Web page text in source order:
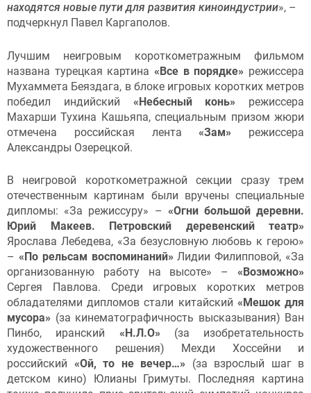
находятся новые пути для развития киноиндустрии», –
подчеркнул Павел Каргаполов.
Лучшим неигровым короткометражным фильмом
названа турецкая картина «Все в порядке» режиссера
Мухаммета Беяздага, в блоке игровых коротких метров
победил индийский «Небесный конь» режиссера
Махарши Тухина Кашьяпа, специальным призом жюри
отмечена российская лента«Зам» режиссера
Александры Озерецкой.
В неигровой короткометражной секции сразу трем
отечественным картинам были вручены специальные
дипломы: «За режиссуру» – «Огни большой деревни.
Юрий Макеев. Петровский деревенский театр»
Ярослава Лебедева, «За безусловную любовь к герою»
– «По рельсам воспоминаний» Лидии Филипповой, «За
организованную работу на высоте» – «Возможно»
Сергея Павлова. Среди игровых коротких метров
обладателями дипломов стали китайский «Мешок для
мусора» (за кинематографичность высказывания) Ван
Пинбо, иранский «Н.Л.О» (за изобретательность
художественного решения) Мехди Хоссейни и
российский «Ой, то не вечер…» (за взрослый шаг в
детском кино) Юлианы Гримуты. Последняя картина